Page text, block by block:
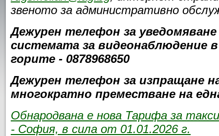
звеното за административно
Дежурен телефон за
системата за видеонаблюдение
горите - 0878968650
Дежурен телефон за изпращане
многократно преместване на
Обнародвана е нова Тарифа за
- София, в сила от 01.01.2026 г.